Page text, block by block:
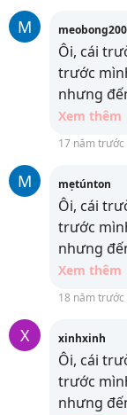
M
Ôi, cái
trước
nhưng
Xem thêm
17 năm trước
M mẹtúnton
Ôi, cái
trước
nhưng
Xem thêm
18 năm trước
X xinhxinh
Ôi, cái
trước
nhưng